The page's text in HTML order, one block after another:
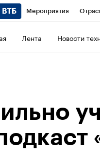
Мероприятия
Лента Новости